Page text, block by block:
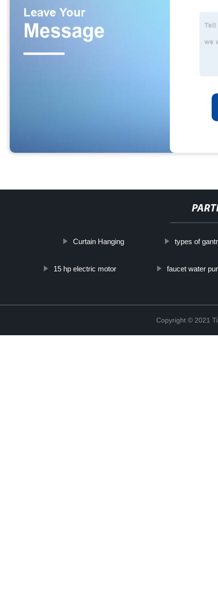
Curtain Hanging types of
15 hp electric motor faucet water
Copyright © 2021